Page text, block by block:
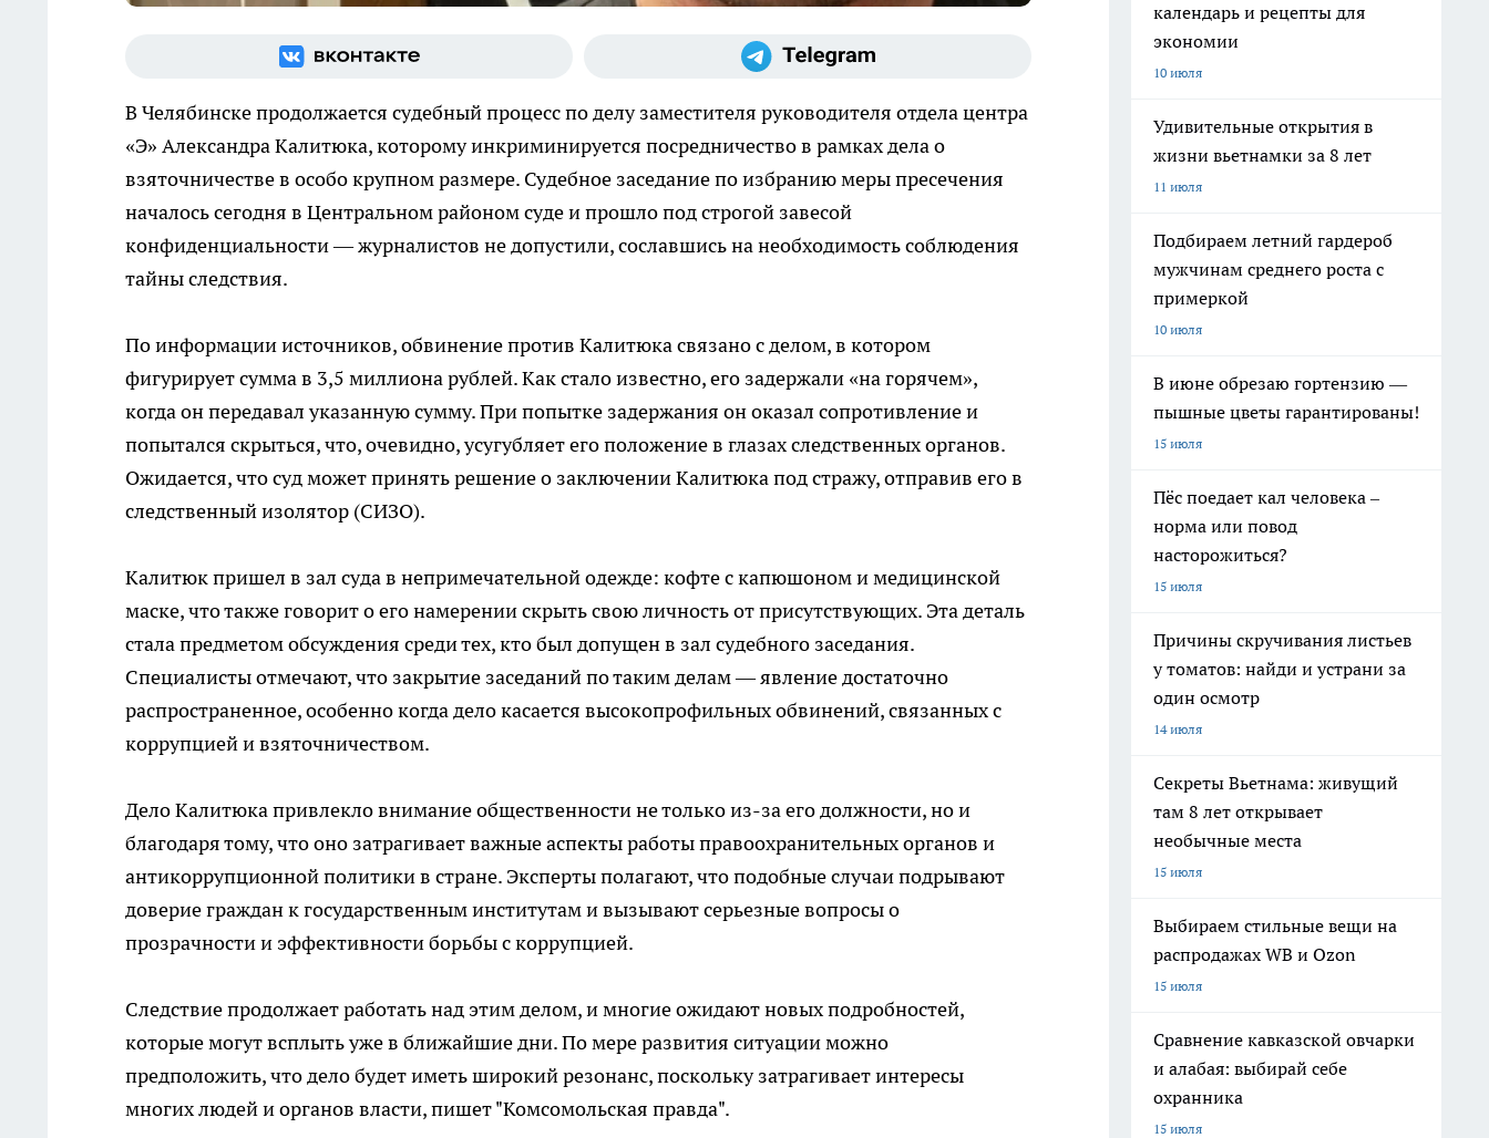
В Челябинске продолжается судебный процесс по делу заместителя руководителя отдела центра
«Э» Александра Калитюка, которому инкриминируется посредничество в рамках дела о
взяточничестве в особо крупном размере. Судебное заседание по избранию меры пресечения
началось сегодня в Центральном районом суде и прошло под строгой завесой
конфиденциальности — журналистов не допустили, сославшись на необходимость соблюдения
тайны следствия.
По информации источников, обвинение против Калитюка связано с делом, в котором
фигурирует сумма в 3,5 миллиона рублей. Как стало известно, его задержали «на горячем»,
когда он передавал указанную сумму. При попытке задержания он оказал сопротивление и
попытался скрыться, что, очевидно, усугубляет его положение в глазах следственных органов.
Ожидается, что суд может принять решение о заключении Калитюка под стражу, отправив его в
следственный изолятор (СИЗО).
Калитюк пришел в зал суда в непримечательной одежде: кофте с капюшоном и медицинской
маске, что также говорит о его намерении скрыть свою личность от присутствующих. Эта деталь
стала предметом обсуждения среди тех, кто был допущен в зал судебного заседания.
Специалисты отмечают, что закрытие заседаний по таким делам — явление достаточно
распространенное, особенно когда дело касается высокопрофильных обвинений, связанных с
коррупцией и взяточничеством.
Дело Калитюка привлекло внимание общественности не только из-за его должности, но и
благодаря тому, что оно затрагивает важные аспекты работы правоохранительных органов и
антикоррупционной политики в стране. Эксперты полагают, что подобные случаи подрывают
доверие граждан к государственным институтам и вызывают серьезные вопросы о
прозрачности и эффективности борьбы с коррупцией.
Следствие продолжает работать над этим делом, и многие ожидают новых подробностей,
которые могут всплыть уже в ближайшие дни. По мере развития ситуации можно
предположить, что дело будет иметь широкий резонанс, поскольку затрагивает интересы
многих людей и органов власти, пишет "Комсомольская правда".
календарь и рецепты для
экономии
10 июля
Удивительные открытия в
жизни вьетнамки за 8 лет
11 июля
Подбираем летний гардероб
мужчинам среднего роста с
примеркой
10 июля
В июне обрезаю гортензию —
пышные цветы гарантированы!
15 июля
Пёс поедает кал человека –
норма или повод
насторожиться?
15 июля
Причины скручивания листьев
у томатов: найди и устрани за
один осмотр
14 июля
Секреты Вьетнама: живущий
там 8 лет открывает
необычные места
15 июля
Выбираем стильные вещи на
распродажах WB и Ozon
15 июля
Сравнение кавказской овчарки
и алабая: выбирай себе
охранника
15 июля